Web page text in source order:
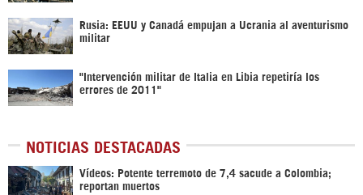
Rusia: EEUU y Canadá empujan a Ucrania al aventurismo
militar
"Intervención militar de Italia en Libia repetiría los
errores de 2011"
NOTICIAS DESTACADAS
Vídeos: Potente terremoto de 7,4 sacude a Colombia;
reportan muertos